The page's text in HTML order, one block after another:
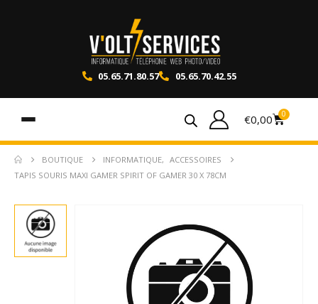
05.65.71.80.57 05.65.70.42.55
€0,00 0
BOUTIQUE INFORMATIQUE,
ACCESSOIRES
TAPIS SOURIS MAXI GAMER SPIRIT OF GAMER 30 X 78CM